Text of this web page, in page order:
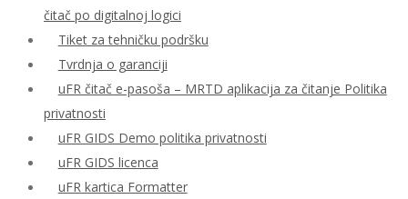
čitač po digitalnoj logici
Tiket za tehničku podršku
Tvrdnja o garanciji
uFR čitač e-pasoša – MRTD aplikacija za čitanje Politika
privatnosti
uFR GIDS Demo politika privatnosti
uFR GIDS licenca
uFR kartica Formatter